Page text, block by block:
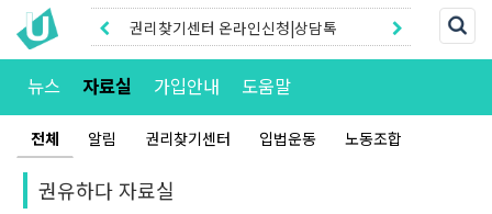
권리찾기센터 온라인신청|상담톡
권리찾기유니온 조합원|후원안내
뉴스 자료실 가입안내 도움말
전체 알림 권리찾기센터 입법운동 노동조합
권유하다 자료실